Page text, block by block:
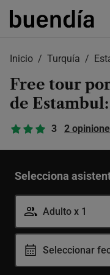
Skip
Inicio Turquía
Free tour
de
3 2
Selecciona
Adulto x 1
Adulto
12-99 añosSeleccionar